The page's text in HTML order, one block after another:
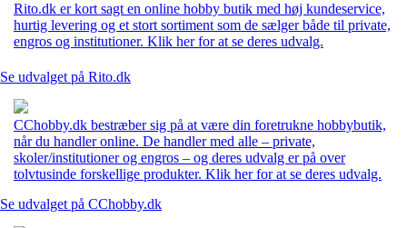
Rito.dk er kort sagt en online hobby butik med høj kundeservice,
hurtig levering og et stort sortiment som de sælger både til private,
engros og institutioner. Klik her for at se deres udvalg.
Se udvalget på Rito.dk
CChobby.dk bestræber sig på at være din foretrukne hobbybutik,
når du handler online. De handler med alle – private,
skoler/institutioner og engros – og deres udvalg er på over
tolvtusinde forskellige produkter. Klik her for at se deres udvalg.
Se udvalget på CChobby.dk